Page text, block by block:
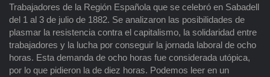
Trabajadores de la Región Española que se celebró en Sabadell
del 1 al 3 de julio de 1882. Se analizaron las posibilidades de
plasmar la resistencia contra el capitalismo, la solidaridad entre
trabajadores y la lucha por conseguir la jornada laboral de ocho
horas. Esta demanda de ocho horas fue considerada utópica,
por lo que pidieron la de diez horas. Podemos leer en un